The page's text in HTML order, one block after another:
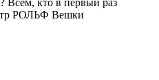
РОЛЬФ Вешки